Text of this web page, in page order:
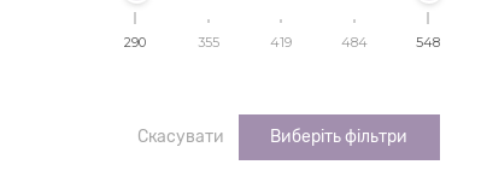
290 355 419 484 548
Скасувати Виберіть фільтри